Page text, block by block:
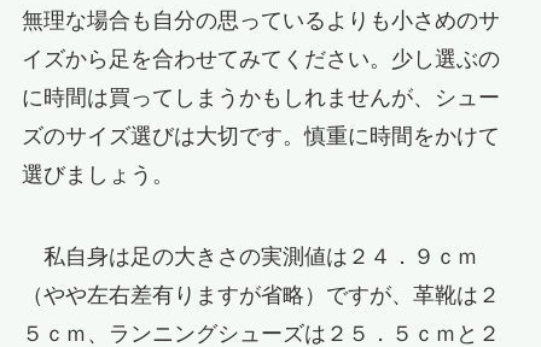
無理な場合も自分の思っているよりも小さめのサ
イズから足を合わせてみてください。少し選ぶの
に時間は買ってしまうかもしれませんが、シュー
ズのサイズ選びは大切です。慎重に時間をかけて
選びましょう。
私自身は足の大きさの実測値は２４．９ｃｍ
（やや左右差有りますが省略）ですが、革靴は２
５ｃｍ、ランニングシューズは２５．５ｃｍと２